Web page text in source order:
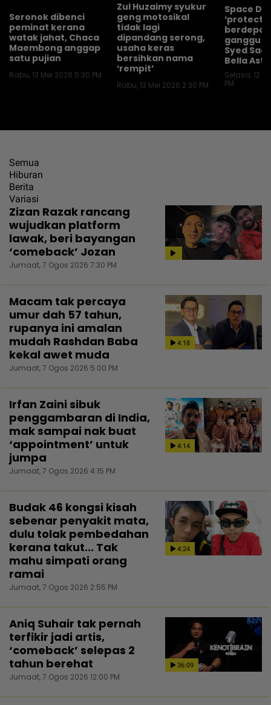
Seronok dibenci
peminat kerana
watak jahat, Chaca
Maembong anggap
satu pujian
Rabu, 13 Mei 2026 5:30 PM
Zul Huzaimy syukur
geng motosikal
tidak lagi
dipandang serong,
usaha keras
bersihkan nama
‘rempit’
Rabu, 13 Mei 2026 2:30 PM
Space
ganggu
Syed
Bella
Selasa, 12
PM
Semua
Hiburan
Berita
Variasi
Zizan Razak rancang
wujudkan platform
lawak, beri bayangan
‘comeback’ Jozan
Jumaat, 7 Ogos 2026 7:30 PM
4:18
Macam tak percaya
umur dah 57 tahun,
rupanya ini amalan
mudah Rashdan Baba
kekal awet muda
Jumaat, 7 Ogos 2026 5:00 PM
4:14
Irfan Zaini sibuk
penggambaran di India,
mak sampai nak buat
‘appointment’ untuk
jumpa
Jumaat, 7 Ogos 2026 4:15 PM
4:24
Budak 46 kongsi kisah
sebenar penyakit mata,
dulu tolak pembedahan
kerana takut... Tak
mahu simpati orang
ramai
Jumaat, 7 Ogos 2026 2:55 PM
36:09
Aniq Suhair tak pernah
terfikir jadi artis,
‘comeback’ selepas 2
tahun berehat
Jumaat, 7 Ogos 2026 12:00 PM